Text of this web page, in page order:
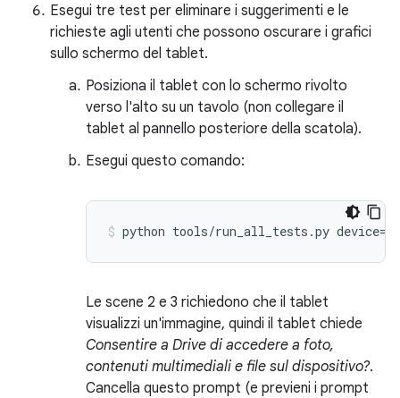
Esegui tre test per eliminare i suggerimenti e le
richieste agli utenti che possono oscurare i grafici
sullo schermo del tablet.
Posiziona il tablet con lo schermo rivolto
verso l'alto su un tavolo (non collegare il
tablet al pannello posteriore della scatola).
Esegui questo comando:
Le scene 2 e 3 richiedono che il tablet
visualizzi un'immagine, quindi il tablet chiede
Consentire a Drive di accedere a foto,
contenuti multimediali e file sul dispositivo?.
Cancella questo prompt (e previeni i prompt